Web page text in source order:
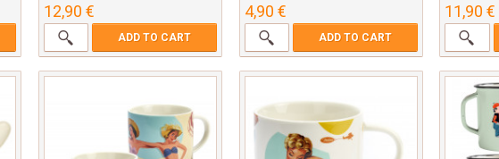
12,90 €
ADD TO CART
4,90 €
ADD TO CART
11,90 €